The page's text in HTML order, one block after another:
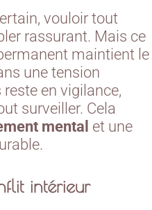
vouloir tout
rassurant. Mais ce
maintient le
une tension
en vigilance,
surveiller. Cela
mental et une
intérieur